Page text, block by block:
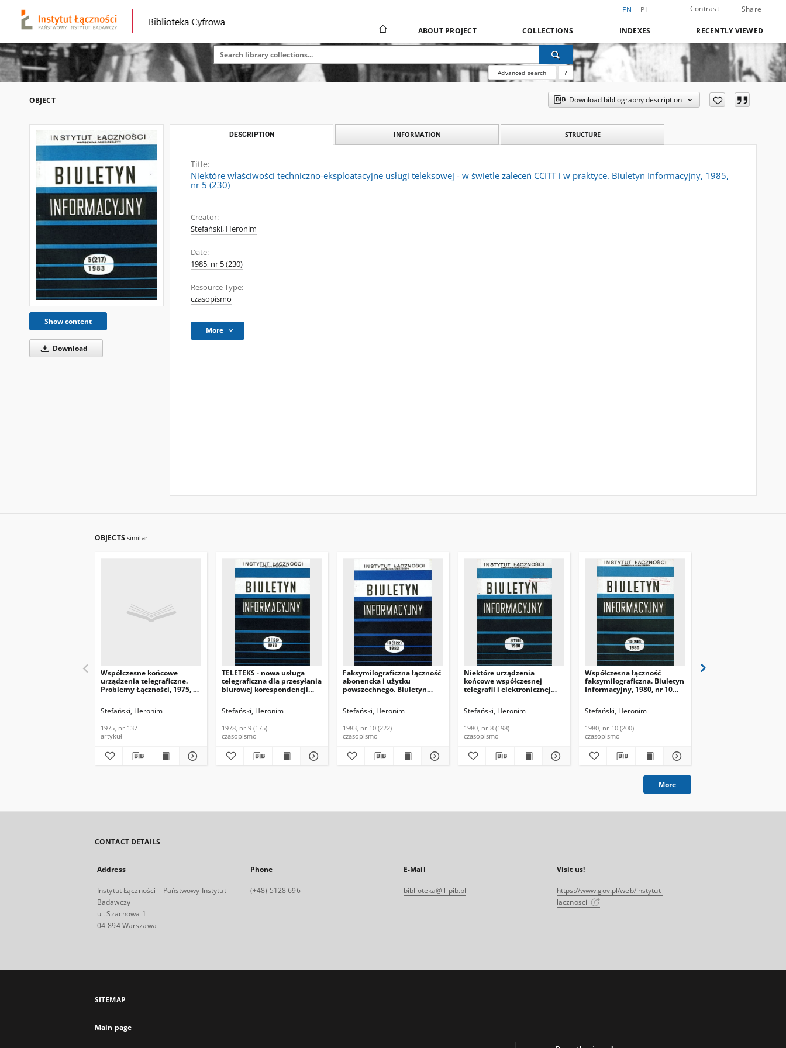
EN PL Contrast Share
ABOUT PROJECT COLLECTIONS INDEXES RECENTLY VIEWED
Advanced search ?
OBJECT Download bibliography description
Show content
Download
DESCRIPTION INFORMATION STRUCTURE
Title:
Niektóre właściwości techniczno-eksploatacyjne usługi teleksowej - w świetle zaleceń CCITT i w praktyce. Biuletyn Informacyjny, 1985,
nr 5 (230)
Creator:
Stefański, Heronim
Date:
1985, nr 5 (230)
Resource Type:
czasopismo
More
OBJECTS similar
Współczesne końcowe
urządzenia telegraficzne.
Problemy Łączności, 1975, nr
Stefański, Heronim
1975, nr 137
artykuł
TELETEKS - nowa usługa
telegraficzna dla przesyłania
biurowej korespondencji
(175)
Stefański, Heronim
1978, nr 9 (175)
czasopismo
Faksymilograficzna łączność
abonencka i użytku
powszechnego. Biuletyn
Stefański, Heronim
1983, nr 10 (222)
czasopismo
Niektóre urządzenia
końcowe współczesnej
telegrafii i elektronicznej
nr 8 (198)
Stefański, Heronim
1980, nr 8 (198)
czasopismo
Współczesna łączność
faksymilograficzna. Biuletyn
Informacyjny, 1980, nr 10
Stefański, Heronim
1980, nr 10 (200)
czasopismo
More
CONTACT DETAILS
Address
Instytut Łączności – Państwowy Instytut
Badawczy
ul. Szachowa 1
04-894 Warszawa
Phone
(+48) 5128 696
E-Mail
biblioteka@il-pib.pl
Visit us!
https://www.gov.pl/web/instytut-
lacznosci
SITEMAP
Main page